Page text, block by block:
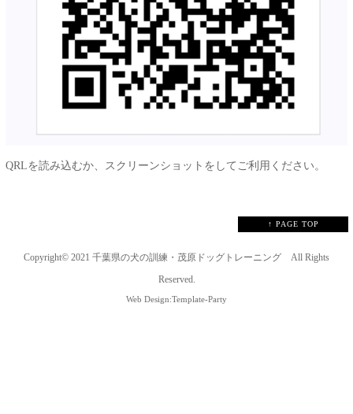
QRLを読み込むか、スクリーンショットをしてご利用ください。
↑ PAGE TOP
Copyright© 2021 千葉県の犬の訓練・茂原ドッグトレーニング All Rights
Reserved.
Web Design:Template-Party